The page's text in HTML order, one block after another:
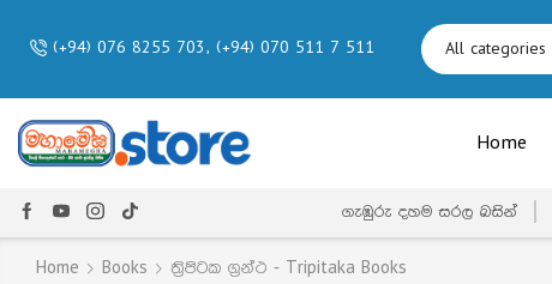
(+94) 076 8255 703, (+94) 070 511 7 511
Home
ගැඹුරු දහම සරල බසින්
Home Books ත්‍රිපිටක ග්‍රන්ථ - Tripitaka Books